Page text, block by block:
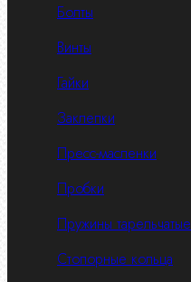
Болты
Винты
Гайки
Заклепки
Пресс-масленки
Пробки
Пружины тарельчатые
Стопорные кольца